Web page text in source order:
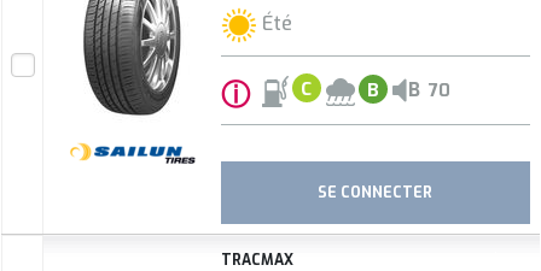
Été
ⓘ C B B 70
SE CONNECTER
TRACMAX